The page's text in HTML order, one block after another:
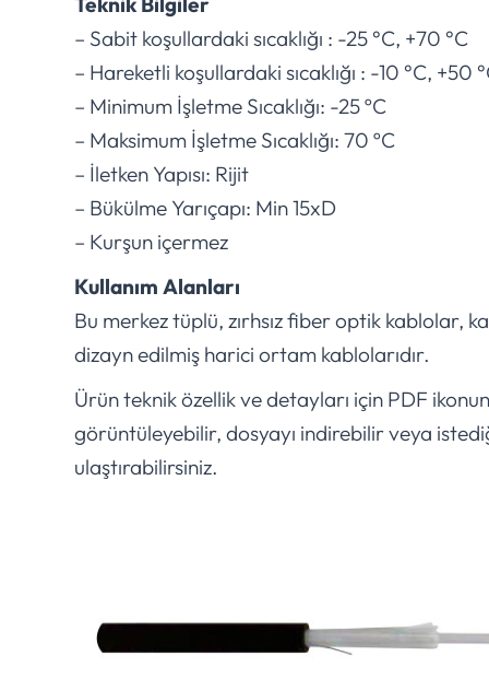
– Sabit koşullardaki sıcaklığı : -25 °C, +70 °C
– Hareketli koşullardaki sıcaklığı : -10 °C, +50
– Minimum İşletme Sıcaklığı: -25 ºC
– Maksimum İşletme Sıcaklığı: 70 ºC
– İletken Yapısı: Rijit
– Bükülme Yarıçapı: Min 15xD
– Kurşun içermez
Kullanım Alanları
Bu merkez tüplü, zırhsız fiber optik kablolar,
dizayn edilmiş harici ortam kablolarıdır.
Ürün teknik özellik ve detayları için PDF
görüntüleyebilir, dosyayı indirebilir veya
ulaştırabilirsiniz.